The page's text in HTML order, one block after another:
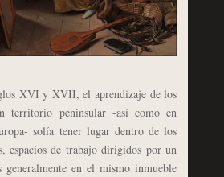
XVI y XVII, el aprendizaje de los
territorio peninsular -así como en
solía tener lugar dentro de los
espacios de trabajo dirigidos por un
generalmente en el mismo inmueble